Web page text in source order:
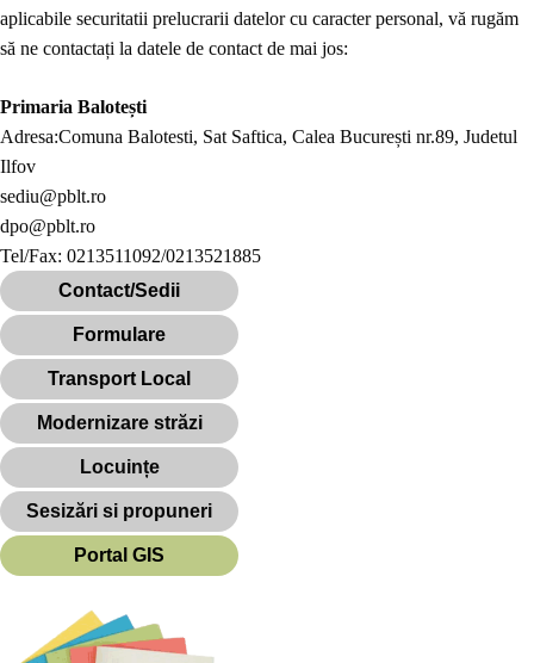
Contact/Sedii
Formulare
Transport Local
Modernizare străzi
Locuințe
Sesizări si propuneri
Portal GIS
aplicabile securitatii prelucrarii datelor cu caracter personal, vă rugăm
să ne contactați la datele de contact de mai jos:
Primaria Balotești
Adresa:Comuna Balotesti, Sat Saftica, Calea București nr.89, Judetul
Ilfov
sediu@pblt.ro
dpo@pblt.ro
Tel/Fax: 0213511092/0213521885